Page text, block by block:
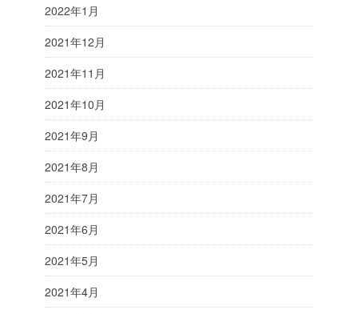
2022年1月
2021年12月
2021年11月
2021年10月
2021年9月
2021年8月
2021年7月
2021年6月
2021年5月
2021年4月